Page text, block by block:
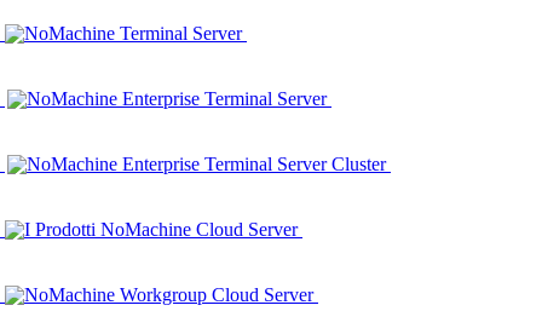
NoMachine Terminal Server
NoMachine Enterprise Terminal Server
NoMachine Enterprise Terminal Server Cluster
I Prodotti NoMachine Cloud Server
NoMachine Workgroup Cloud Server